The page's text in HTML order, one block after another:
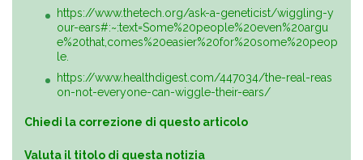
https://www.thetech.org/ask-a-geneticist/wiggling-y
our-ears#:~:text=Some%20people%20even%20argu
e%20that,comes%20easier%20for%20some%20peop
le.
https://www.healthdigest.com/447034/the-real-reas
on-not-everyone-can-wiggle-their-ears/
Chiedi la correzione di questo articolo
Valuta il titolo di questa notizia